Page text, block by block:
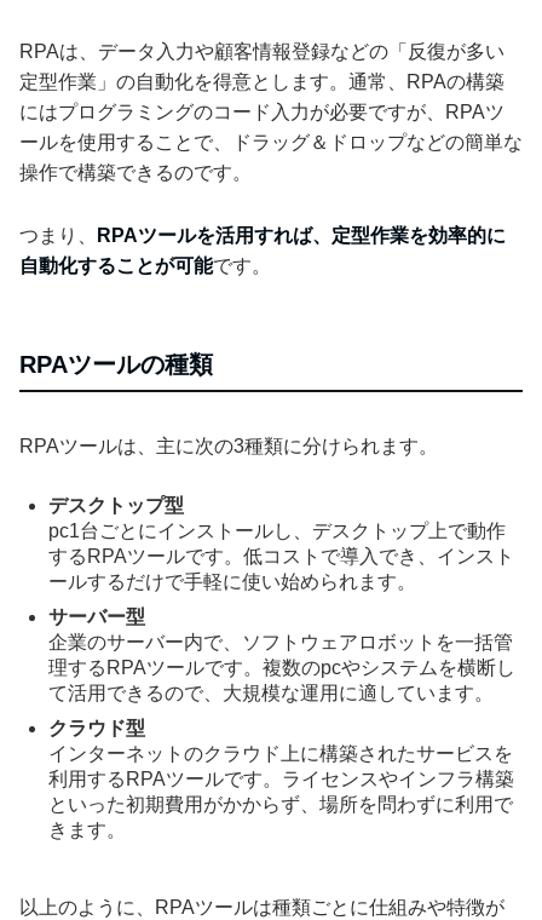
RPAは、データ入力や顧客情報登録などの「反復が多い
定型作業」の自動化を得意とします。通常、RPAの構築
にはプログラミングのコード入力が必要ですが、RPAツ
ールを使用することで、ドラッグ＆ドロップなどの簡単な
操作で構築できるのです。
つまり、
RPAツールを活用すれば、定型作業を効率的に
自動化することが可能です。
RPAツールの種類
RPAツールは、主に次の3種類に分けられます。
デスクトップ型
pc1台ごとにインストールし、デスクトップ上で動作
するRPAツールです。低コストで導入でき、インスト
ールするだけで手軽に使い始められます。
サーバー型
企業のサーバー内で、ソフトウェアロボットを一括管
理するRPAツールです。複数のpcやシステムを横断し
て活用できるので、大規模な運用に適しています。
クラウド型
インターネットのクラウド上に構築されたサービスを
利用するRPAツールです。ライセンスやインフラ構築
といった初期費用がかからず、場所を問わずに利用で
きます。
以上のように、RPAツールは種類ごとに仕組みや特徴が